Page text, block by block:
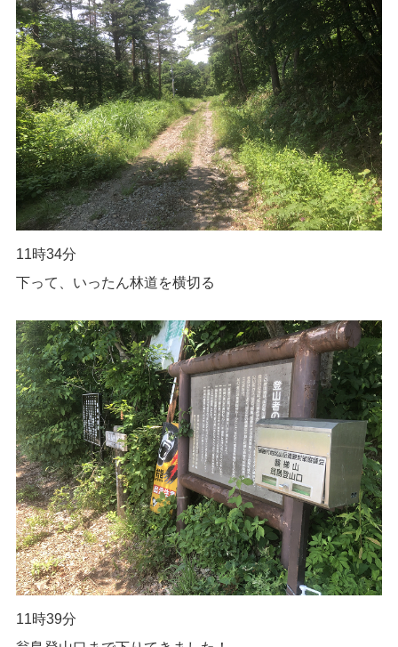
11時34分
下って、いったん林道を横切る
11時39分